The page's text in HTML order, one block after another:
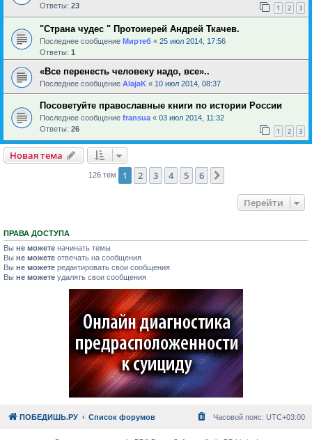
Ответы: 23 1 2 3
"Страна чудес " Протоиерей Андрей Ткачев.
Последнее сообщение Миртеб « 25 июл 2014, 17:56
Ответы: 1
«Все перенесть человеку надо, все»..
Последнее сообщение AlajaK « 10 июл 2014, 08:37
Посоветуйте православные книги по истории России
Последнее сообщение fransua « 03 июл 2014, 11:32
Ответы: 26 1 2 3
Новая тема
126 тем 1 2 3 4 5 6
Перейти
ПРАВА ДОСТУПА
Вы не можете начинать темы
Вы не можете отвечать на сообщения
Вы не можете редактировать свои сообщения
Вы не можете удалять свои сообщения
ПОБЕДИШЬ.РУ Список форумов Часовой пояс: UTC+03:00